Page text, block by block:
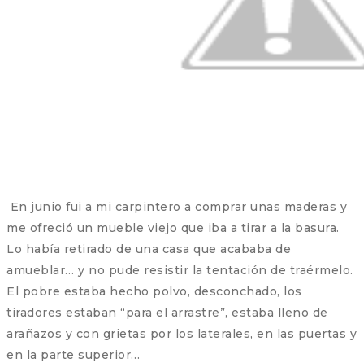
En junio fui a mi carpintero a comprar unas maderas y
me ofreció un mueble viejo que iba a tirar a la basura.
Lo había retirado de una casa que acababa de
amueblar… y no pude resistir la tentación de traérmelo.
El pobre estaba hecho polvo, desconchado, los
tiradores estaban “para el arrastre”, estaba lleno de
arañazos y con grietas por los laterales, en las puertas y
en la parte superior…